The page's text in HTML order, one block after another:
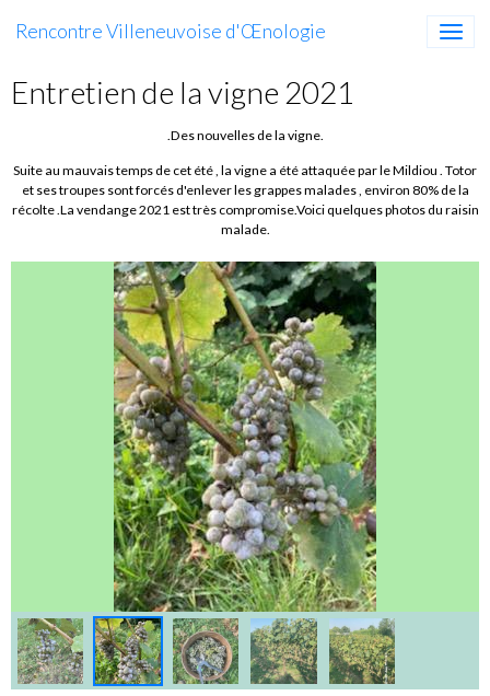
Rencontre Villeneuvoise d'Œnologie
Entretien de la vigne 2021
.Des nouvelles de la vigne.
Suite au mauvais temps de cet été , la vigne a été attaquée par le Mildiou . Totor
et ses troupes sont forcés d'enlever les grappes malades , environ 80% de la
récolte .La vendange 2021 est très compromise.Voici quelques photos du raisin
malade.